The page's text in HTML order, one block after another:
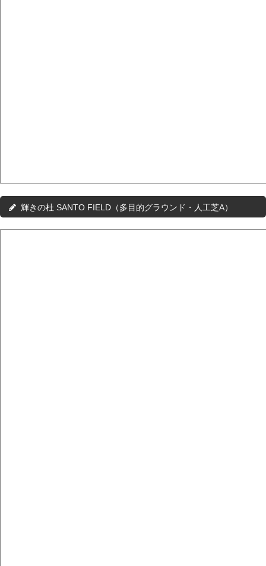
輝きの杜 SANTO FIELD（多目的グラウンド・人工芝A）